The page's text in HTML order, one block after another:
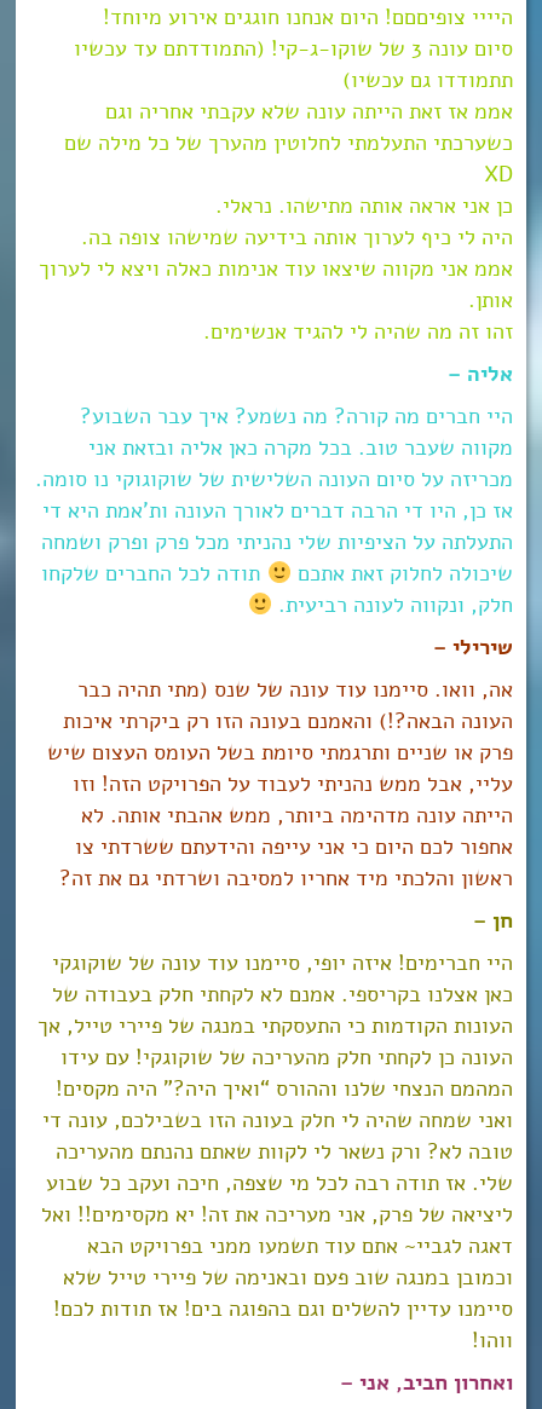
היייי צופיםםם! היום אנחנו חוגגים אירוע מיוחד!
סיום עונה 3 של שוקו-ג-קי! (התמודדתם עד עכשיו
תתמודדו גם עכשיו)
אממ אז זאת הייתה עונה שלא עקבתי אחריה וגם
כשערכתי התעלמתי לחלוטין מהערך של כל מילה שם
XD
כן אני אראה אותה מתישהו. נראלי.
היה לי כיף לערוך אותה בידיעה שמישהו צופה בה.
אממ אני מקווה שיצאו עוד אנימות כאלה ויצא לי לערוך
אותן.
זהו זה מה שהיה לי להגיד אנשימים.
אליה –
היי חברים מה קורה? מה נשמע? איך עבר השבוע?
מקווה שעבר טוב. בכל מקרה כאן אליה ובזאת אני
מכריזה על סיום העונה השלישית של שוקוגוקי נו סומה.
אז כן, היו די הרבה דברים לאורך העונה ות’אמת היא די
התעלתה על הציפיות שלי נהניתי מכל פרק ופרק ושמחה
שיכולה לחלוק זאת אתכם
תודה לכל החברים שלקחו
חלק, ונקווה לעונה רביעית.
שירילי –
אה, וואו. סיימנו עוד עונה של שנס (מתי תהיה כבר
העונה הבאה?!) והאמנם בעונה הזו רק ביקרתי איכות
פרק או שניים ותרגמתי סיומת בשל העומס העצום שיש
עליי, אבל ממש נהניתי לעבוד על הפרויקט הזה! וזו
הייתה עונה מדהימה ביותר, ממש אהבתי אותה. לא
אחפור לכם היום כי אני עייפה והידעתם ששרדתי צו
ראשון והלכתי מיד אחריו למסיבה ושרדתי גם את זה?
חן –
היי חברימים! איזה יופי, סיימנו עוד עונה של שוקוגקי
כאן אצלנו בקריספי. אמנם לא לקחתי חלק בעבודה של
העונות הקודמות כי התעסקתי במנגה של פיירי טייל, אך
העונה כן לקחתי חלק מהעריכה של שוקוגקי! עם עידו
המהמם הנצחי שלנו וההורס “ואיך היה?” היה מקסים!
ואני שמחה שהיה לי חלק בעונה הזו בשבילכם, עונה די
טובה לא? ורק נשאר לי לקוות שאתם נהנתם מהעריכה
שלי. אז תודה רבה לכל מי שצפה, חיכה ועקב כל שבוע
ליציאה של פרק, אני מעריכה את זה! יא מקסימים!! ואל
דאגה לגביי~ אתם עוד תשמעו ממני בפרויקט הבא
וכמובן במנגה שוב פעם ובאנימה של פיירי טייל שלא
סיימנו עדיין להשלים וגם בהפוגה בים! אז תודות לכם!
ווהו!
ואחרון חביב, אני –